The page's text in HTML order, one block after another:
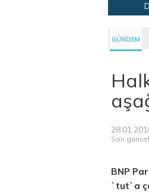
GÜNDEM
Son
BNP
`tut`a